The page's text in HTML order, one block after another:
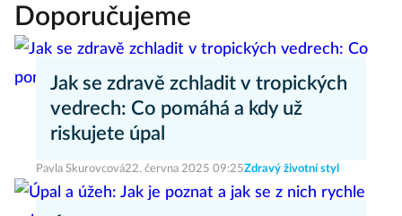
Doporučujeme
Jak se zdravě zchladit v tropických
vedrech: Co pomáhá a kdy už
riskujete úpal
Pavla Skurovcová22. června 2025 09:25Zdravý životní styl